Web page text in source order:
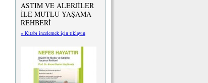
ASTIM VE ALERJİLER
İLE MUTLU YAŞAMA
REHBERİ
» Kitabı incelemek için tıklayın